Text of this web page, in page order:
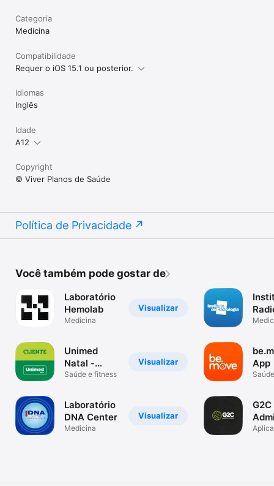
Categoria
Medicina
Compatibilidade
Requer o iOS 15.1 ou posterior.
Idiomas
Inglês
Idade
A12
Copyright
© Viver Planos de Saúde
Política de Privacidade
Você também pode gostar de
Visualizar
Laboratório
Hemolab
Medicina
Visualizar
Unimed
Natal -
Cliente
Saúde e fitness
Visualizar
Laboratório
DNA Center
Medicina
App
G2C